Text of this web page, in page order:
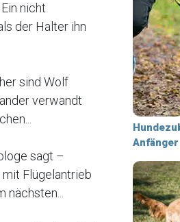
nicht
der Halter ihn
sind Wolf
verwandt
sagt –
Flügelantrieb
Anfänger